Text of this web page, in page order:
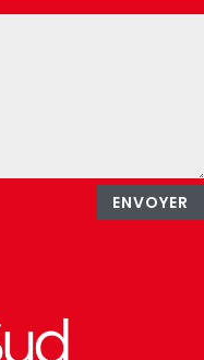
ENVOYER